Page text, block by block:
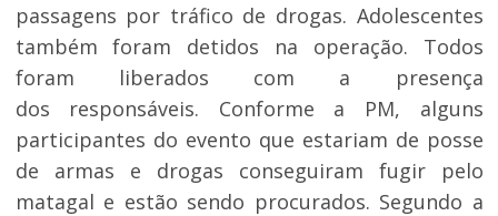
passagens por tráfico de drogas. Adolescentes
também foram detidos na operação. Todos
foram liberados com a presença
dos responsáveis. Conforme a PM, alguns
participantes do evento que estariam de posse
de armas e drogas conseguiram fugir pelo
matagal e estão sendo procurados. Segundo a